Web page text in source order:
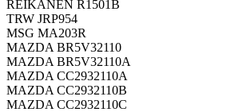
REIKANEN R1501B
TRW JRP954
MSG MA203R
MAZDA BR5V32110
MAZDA BR5V32110A
MAZDA CC2932110A
MAZDA CC2932110B
MAZDA CC2932110C